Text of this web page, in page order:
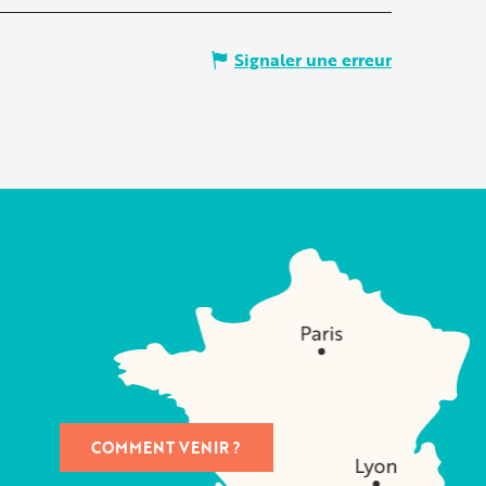
Signaler une erreur
COMMENT VENIR ?